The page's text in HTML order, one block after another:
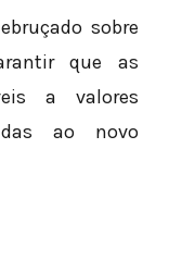
sobre
que as
a valores
ao novo